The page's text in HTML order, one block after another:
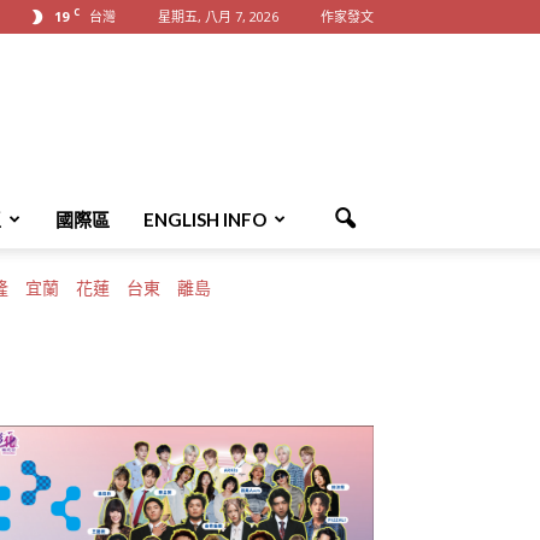
19 C 台灣 星期五, 八月 7, 2026 作家發文
國際區 ENGLISH INFO
宜蘭 花蓮 台東 離島